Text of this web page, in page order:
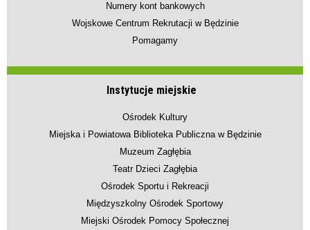
Numery kont bankowych
Wojskowe Centrum Rekrutacji w Będzinie
Pomagamy
Instytucje miejskie
Ośrodek Kultury
Miejska i Powiatowa Biblioteka Publiczna w Będzinie
Muzeum Zagłębia
Teatr Dzieci Zagłębia
Ośrodek Sportu i Rekreacji
Międzyszkolny Ośrodek Sportowy
Miejski Ośrodek Pomocy Społecznej